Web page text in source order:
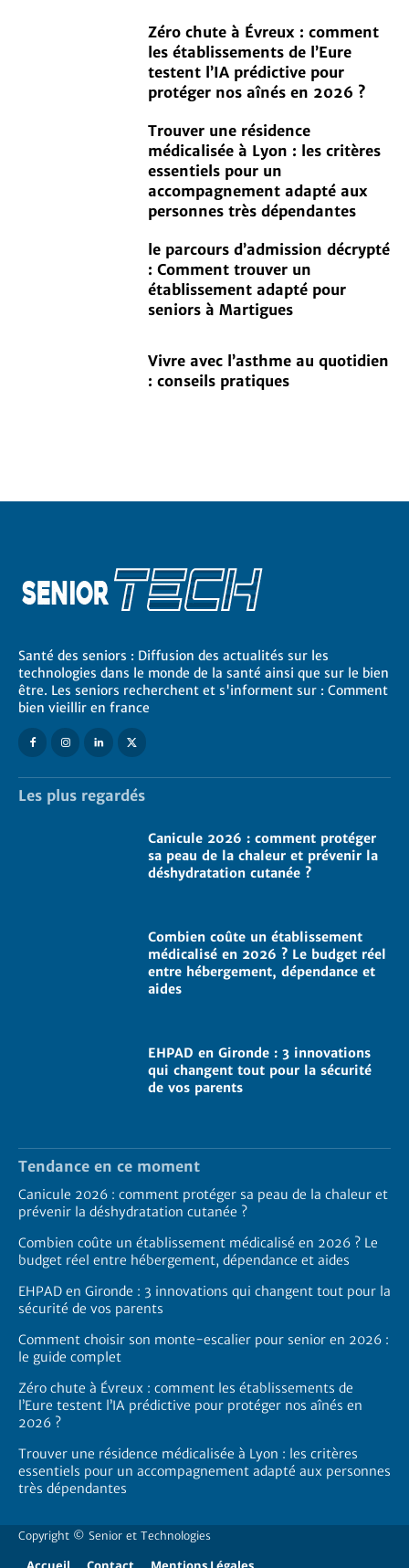
Zéro chute à Évreux : comment
les établissements de l’Eure
testent l’IA prédictive pour
protéger nos aînés en 2026 ?
Trouver une résidence
médicalisée à Lyon : les critères
essentiels pour un
accompagnement adapté aux
personnes très dépendantes
le parcours d’admission décrypté
: Comment trouver un
établissement adapté pour
seniors à Martigues
Vivre avec l’asthme au quotidien
: conseils pratiques
Santé des seniors : Diffusion des actualités sur les
technologies dans le monde de la santé ainsi que sur le bien
être. Les seniors recherchent et s'informent sur : Comment
bien vieillir en france
Les plus regardés
Canicule 2026 : comment protéger
sa peau de la chaleur et prévenir la
déshydratation cutanée ?
Combien coûte un établissement
médicalisé en 2026 ? Le budget réel
entre hébergement, dépendance et
aides
EHPAD en Gironde : 3 innovations
qui changent tout pour la sécurité
de vos parents
Tendance en ce moment
Canicule 2026 : comment protéger sa peau de la chaleur et
prévenir la déshydratation cutanée ?
Combien coûte un établissement médicalisé en 2026 ? Le
budget réel entre hébergement, dépendance et aides
EHPAD en Gironde : 3 innovations qui changent tout pour la
sécurité de vos parents
Comment choisir son monte-escalier pour senior en 2026 :
le guide complet
Zéro chute à Évreux : comment les établissements de
l’Eure testent l’IA prédictive pour protéger nos aînés en
2026 ?
Trouver une résidence médicalisée à Lyon : les critères
essentiels pour un accompagnement adapté aux personnes
très dépendantes
Copyright © Senior et Technologies